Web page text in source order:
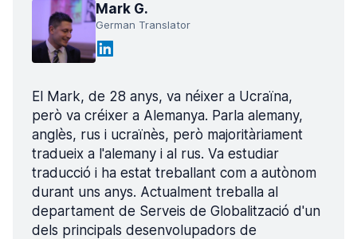
Mark G.
German Translator
El Mark, de 28 anys, va néixer a Ucraïna,
però va créixer a Alemanya. Parla alemany,
anglès, rus i ucraïnès, però majoritàriament
tradueix a l'alemany i al rus. Va estudiar
traducció i ha estat treballant com a autònom
durant uns anys. Actualment treballa al
departament de Serveis de Globalització d'un
dels principals desenvolupadors de